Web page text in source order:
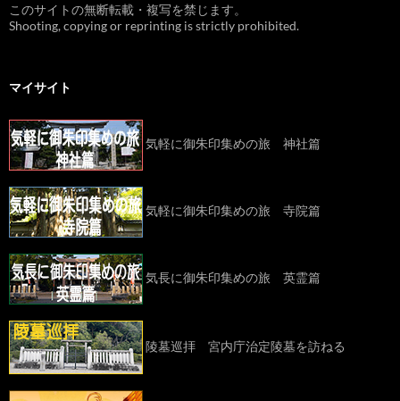
このサイトの無断転載・複写を禁じます。
Shooting, copying or reprinting is strictly prohibited.
マイサイト
気軽に御朱印集めの旅 神社篇
気軽に御朱印集めの旅 寺院篇
気長に御朱印集めの旅 英霊篇
陵墓巡拝 宮内庁治定陵墓を訪ねる